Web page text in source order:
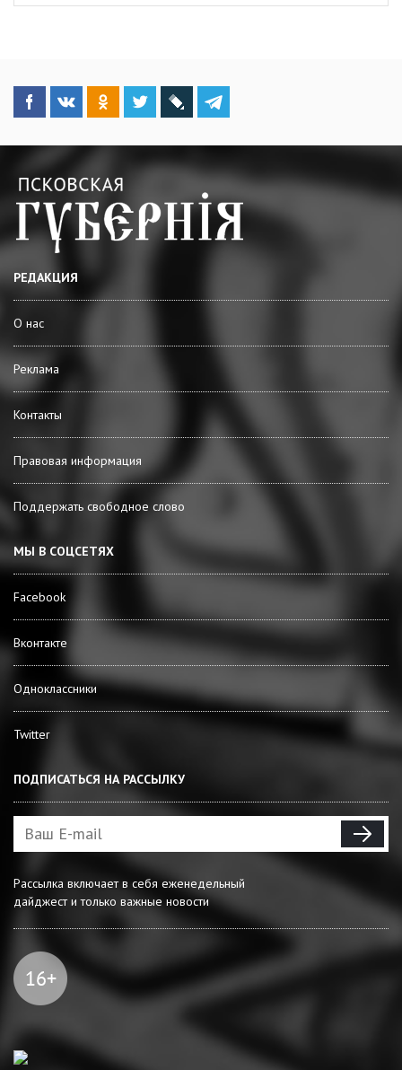
РЕДАКЦИЯ
О нас
Реклама
Контакты
Правовая информация
Поддержать свободное слово
МЫ В СОЦСЕТЯХ
Facebook
Вконтакте
Одноклассники
Twitter
ПОДПИСАТЬСЯ НА РАССЫЛКУ
Рассылка включает в себя еженедельный
дайджест и только важные новости